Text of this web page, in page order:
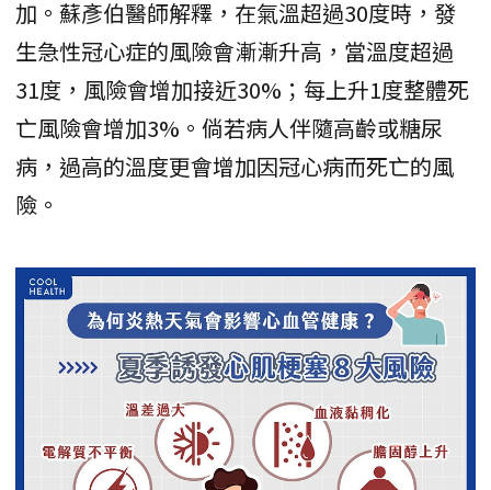
加。蘇彥伯醫師解釋，在氣溫超過30度時，發
生急性冠心症的風險會漸漸升高，當溫度超過
31度，風險會增加接近30%；每上升1度整體死
亡風險會增加3%。倘若病人伴隨高齡或糖尿
病，過高的溫度更會增加因冠心病而死亡的風
險。